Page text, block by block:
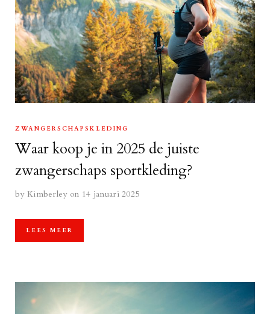
ZWANGERSCHAPSKLEDING
Waar koop je in 2025 de juiste
zwangerschaps sportkleding?
by Kimberley on 14 januari 2025
LEES MEER